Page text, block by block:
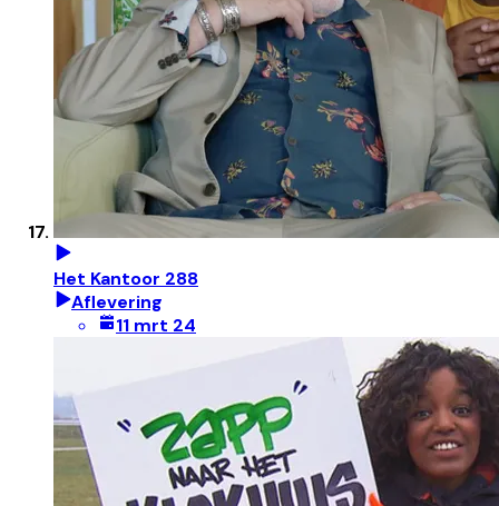
Het Kantoor 288
Aflevering
11 mrt 24